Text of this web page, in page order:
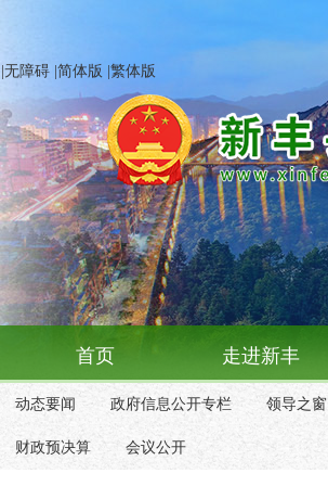
无障碍 简体版 繁体版
首页 走进新丰
动态要闻 政府信息公开专栏 领导之窗
财政预决算 会议公开